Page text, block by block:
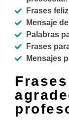
Frases
Mensaje
Palabras
Frases
Mensajes